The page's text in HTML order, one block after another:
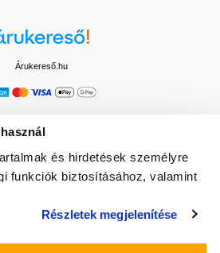
és hirdetések személyre
funkciók biztosításához, valamint
partnereinkkel megosztjuk az
Részletek megjelenítése
Árukereső.hu